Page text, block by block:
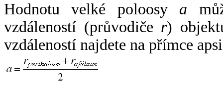
Hodnotu velké poloosy a
vzdáleností (průvodiče r)
vzdáleností najdete na přímce